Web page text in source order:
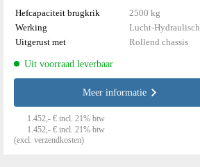
Hefcapaciteit brugkrik
2500 kg
Werking
Lucht-Hydraulisch
Uitgerust met
Rollend chassis
Uit voorraad leverbaar
Meer informatie
1.452,- € incl. 21% btw
1.452,- € incl. 21% btw
(excl. verzendkosten)